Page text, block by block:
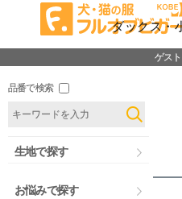
ダックス・
ゲス
品番で検索
生地で探す
お悩みで探す